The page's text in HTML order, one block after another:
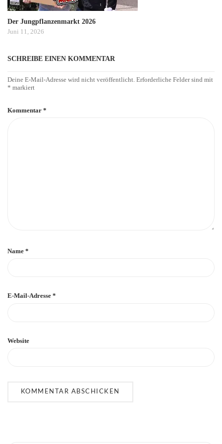
Der Jungpflanzenmarkt 2026
Juni 11, 2026
SCHREIBE EINEN KOMMENTAR
Deine E-Mail-Adresse wird nicht veröffentlicht. Erforderliche Felder sind mit
* markiert
Kommentar *
Name *
E-Mail-Adresse *
Website